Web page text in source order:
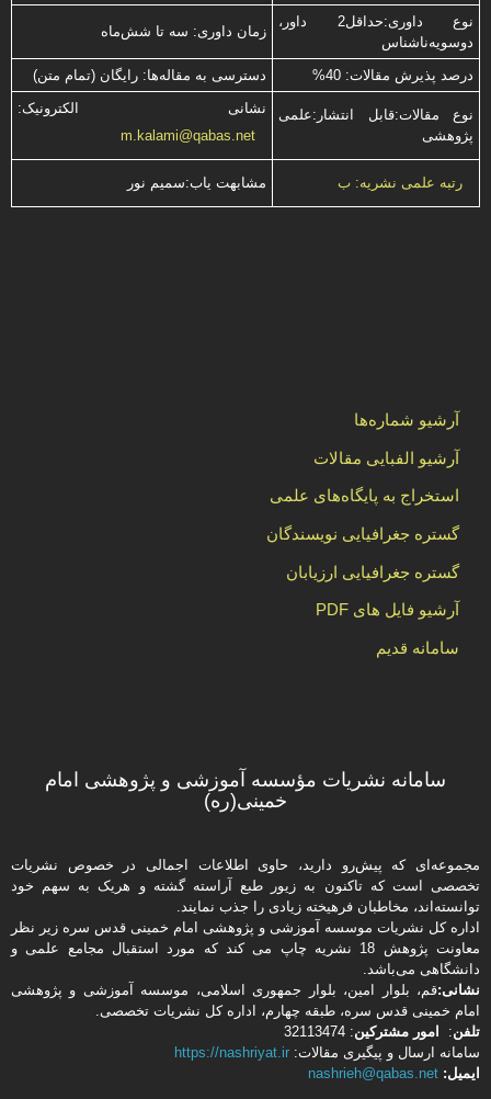
نوع داوری:حداقل2 داور،
دوسویه‌ناشناس
زمان داوری: سه تا شش‌ماه
درصد پذیرش مقالات: 40% دسترسی به مقاله‌ها: رایگان (تمام متن)
نوع مقالات:قابل انتشار:علمی
پژوهشی
نشانی الکترونیک:
m.kalami@qabas.net
رتبه علمی نشریه: ب مشابهت ياب:سميم نور
آرشیو شماره‌ها
آرشیو الفبایی مقالات
استخراج به پایگاه‌های علمی
گستره جغرافیایی نویسندگان
گستره جغرافیایی ارزیابان
آرشیو فایل های PDF
سامانه قدیم
سامانه نشریات مؤسسه آموزشی و پژوهشی امام
خمینی(ره)
مجموعه‌ای که پیش‌رو دارید،‌ حاوی اطلاعات اجمالی در خصوص نشریات
تخصصی است که تاکنون به زیور طبع آراسته گشته و هریک به سهم خود
توانسته‌اند، مخاطبان فرهیخته‌ زیادی را جذب نمایند.
اداره كل نشریات موسسه آموزشی و پژوهشی امام خمینی قدس سره زیر نظر
معاونت پژوهش 18 نشریه چاپ می کند که مورد استقبال مجامع علمی و
دانشگاهی می‌باشد.
نشانی:قم، بلوار امین، بلوار جمهوری اسلامی، موسسه آموزشی و پژوهشی
امام خمینی قدس سره، طبقه چهارم، اداره كل نشریات تخصصی.
تلفن: امور مشتركین: 32113474
سامانه ارسال و پیگیری مقالات: https://nashriyat.ir
ایمیل: nashrieh@qabas.net